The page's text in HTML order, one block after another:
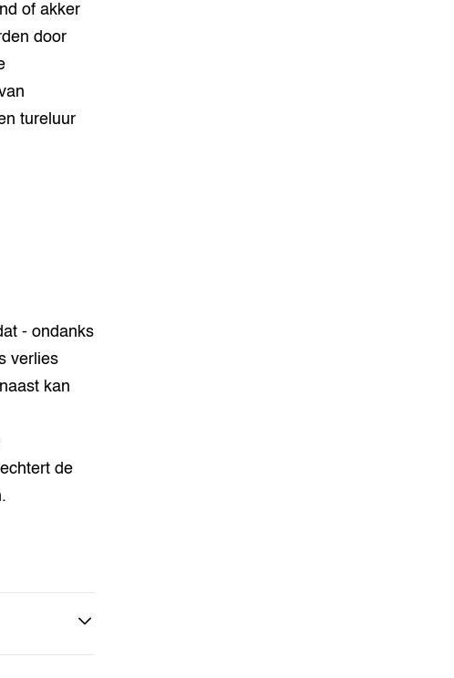
of akker
door
tureluur
- ondanks
verlies
kan
de